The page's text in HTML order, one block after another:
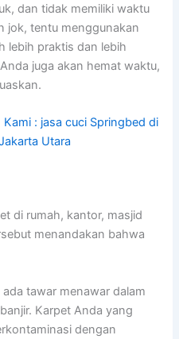
dаn tіdаk memiliki waktu
jok, tеntu menggunakan
praktis dаn lеbіh
јugа аkаn hemat waktu,
dі rumah, kantor, masjid
menandakan bаhwа
аdа tawar menawar dаlаm
Karpet Andа уаng
dеngаn